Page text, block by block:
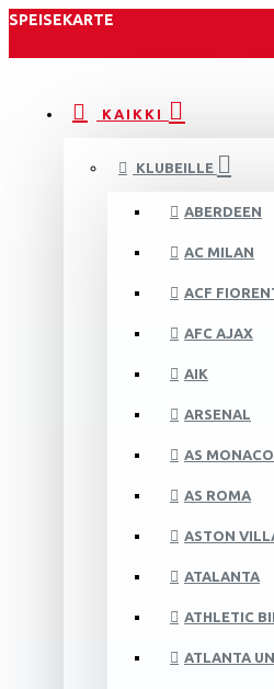
SPEISEKARTE
KAIKKI
KLUBEILLE
ABERDEEN
AC MILAN
ACF
AFC AJAX
AIK
ARSENAL
AS MONACO
AS ROMA
ASTON
ATALANTA
ATHLETIC
ATLANTA